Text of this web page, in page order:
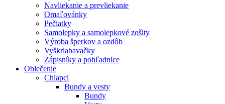
Navliekanie a prevliekanie
Omaľovánky
Pečiatky
Samolepky a samolepkové zošity
Výroba šperkov a ozdôb
Vyškriabavačky
Zápisníky a pohľadnice
Oblečenie
Chlapci
Bundy a vesty
Bundy